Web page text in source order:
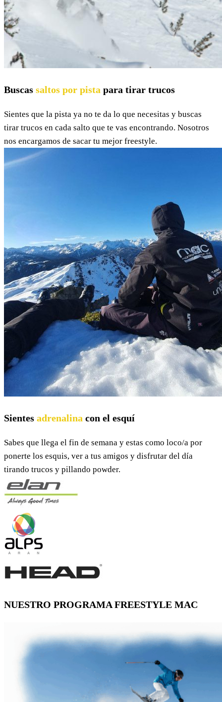
Buscas saltos por pista para tirar trucos
Sientes que la pista ya no te da lo que necesitas y buscas
tirar trucos en cada salto que te vas encontrando. Nosotros
nos encargamos de sacar tu mejor freestyle.
Sientes adrenalina con el esquí
Sabes que llega el fin de semana y estas como loco/a por
ponerte los esquis, ver a tus amigos y disfrutar del día
tirando trucos y pillando powder.
NUESTRO PROGRAMAFREESTYLE MAC